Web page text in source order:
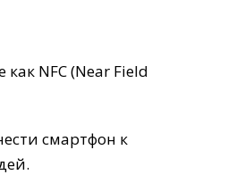
NFC (Near Field
смартфон к